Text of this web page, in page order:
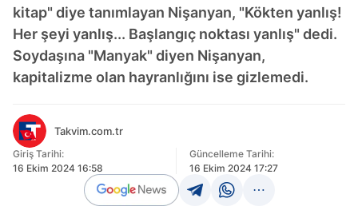
kitap" diye tanımlayan Nişanyan, "Kökten yanlış!
Her şeyi yanlış... Başlangıç noktası yanlış" dedi.
Soydaşına "Manyak" diyen Nişanyan,
kapitalizme olan hayranlığını ise gizlemedi.
Takvim.com.tr
Giriş Tarihi:
16 Ekim 2024 16:58
Güncelleme Tarihi:
16 Ekim 2024 17:27